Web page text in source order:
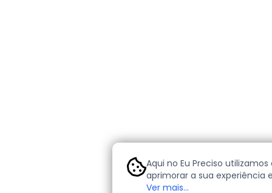
Aqui no Eu Preciso
aprimorar a sua experiência
cookies são pequenos
Ver mais...